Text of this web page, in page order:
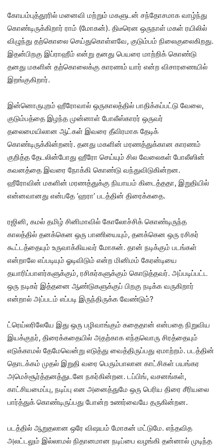
கோயம்புத்தூரில் மனைவி மற்றும் மகளுடன் சந்தோசமாக வாழ்ந்து
கொண்டிருக்கிறார் ராம் (மோகன்). திடீரென ஒருநாள் மகள் ரயிலில்
விழுந்து தற்கொலை செய்துகொள்ளவே, குடும்பம் நிலைகுலைகிறது.
இதன்பிறகு இப்ராஹீம் என்று தனது பெயரை மாற்றிக் கொண்டு
தனது மகளின் தற்கொலைக்கு காரணம் யார் என்ற விசாரணையில்
இறங்குகிறார்.
இன்னொருபுறம் ஹீரோவால் ஒருகாலத்தில் பாதிக்கப்பட்டு வேலை,
குடும்பத்தை இழந்த முன்னாள் போலீஸ்காரர் ஒருவர்
தலைமையிலான ஆட்கள் இவரை தீவிரமாக தேடிக்
கொண்டிருக்கின்றனர். தனது மகளின் மரணத்துக்கான காரணம்
குறித்த தேடலின்போது ஹீரோ செய்யும் சில வேலைகள் போலீஸின்
கவனத்தை இவரை நோக்கி கொண்டு வந்துவிடுகின்றன.
ஹீரோவின் மகளின் மரணத்துக்கு நியாயம் கிடைத்ததா, இறுதியில்
என்னவானது என்பதே ‘ஹரா’ படத்தின் திரைக்கதை.
ரஜினி, கமல் தமிழ் சினிமாவில் கோலோச்சிக் கொண்டிருந்த
காலத்தில் தனக்கென ஒரு பாணியையும், தனக்கென ஒரு ரசிகர்
கூட்டத்தையும் உருவாக்கியவர் மோகன். தான் நடிக்கும் படங்கள்
என்றாலே எப்படியும் ஓடிவிடும் என்ற மினிமம் கேரன்டியை
தயாரிப்பாளர்களுக்கும், ரசிகர்களுக்கும் கொடுத்தவர். அப்படிப்பட்ட
ஒரு நடிகர் இத்தனை ஆண்டுகளுக்குப் பிறகு நடிக்க வருகிறார்
என்றால் அப்படம் எப்படி இருந்திருக்க வேண்டும்?
ட்ரெய்லரிலேயே இது ஒரு பழிவாங்கும் கதைதான் என்பதை நிறுவிய
இயக்குநர், திரைக்கதையில் அதற்காக எந்தவொரு சிரத்தையும்
எடுக்காமல் தேமேவென்று எடுத்து வைத்திருப்பது ஏமாற்றம். படத்தின்
தொடக்கம் முதல் இறுதி வரை பெரும்பாலான காட்சிகள் பயங்கர
அமெச்சூர்த்தனத்துடனே நகர்கின்றன. டப்பிங், வசனங்கள்,
காட்சியமைப்பு, நடிப்பு என அனைத்துமே ஒரு பெரிய திரை சீரியலை
பார்த்துக் கொண்டிருப்பது போன்ற உணர்வையே தருகின்றன.
படத்தில் ஆறுதலான ஒரே விஷயம் மோகன் மட்டுமே. எந்தவித
அலட்டலும் இல்லாமல் நிதானமான நடிப்பை வழங்கி தன்னால் முடிந்த